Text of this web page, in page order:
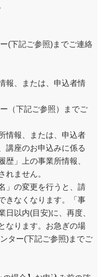
(下記ご参照)までご連絡
報、または、申込者情
（下記ご参照）までご
情報、または、申込者
講座のお申込みに係る
歴」上の事業所情報、
れません。
」の変更を行うと、請
きなくなります。「事
日以内(目安)に、再度、
なります。お急ぎの場
ター(下記ご参照)までご